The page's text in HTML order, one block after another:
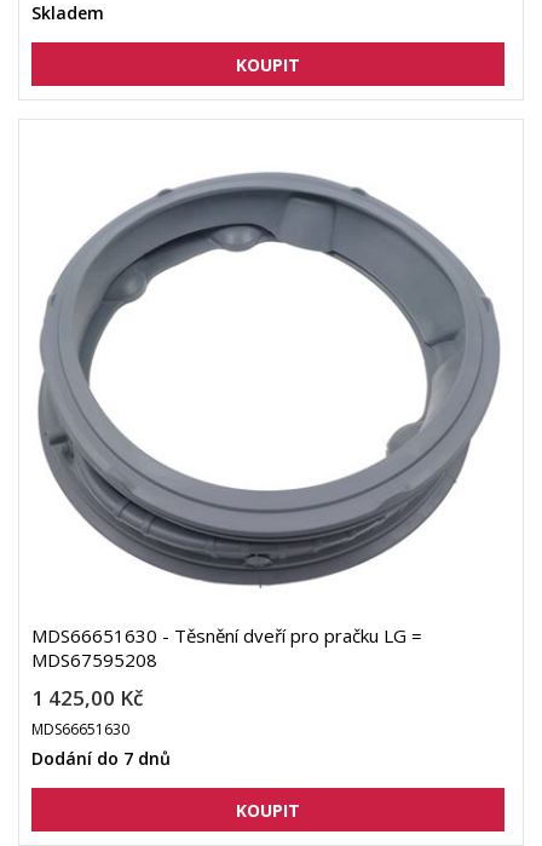
Skladem
MDS66651630 - Těsnění dveří pro pračku LG =
MDS67595208
1 425,00 Kč
MDS66651630
Dodání do 7 dnů